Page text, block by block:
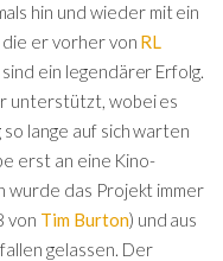
hin und wieder mit ein
die er vorher von RL
ein legendärer Erfolg.
unterstützt, wobei es
lange auf sich warten
erst an eine Kino-
wurde das Projekt immer
von Tim Burton) und aus
gelassen. Der